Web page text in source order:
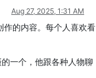
Aug 27, 2025, 1:31 AM
作的内容。每个人喜欢看
一个，他跟各种人物聊